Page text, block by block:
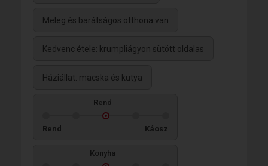
Meleg és barátságos otthona van
Kedvenc étele: krumpliágyon sütött oldalas
Háziállat: macska és kutya
Rend
Rend Káosz
Konyha